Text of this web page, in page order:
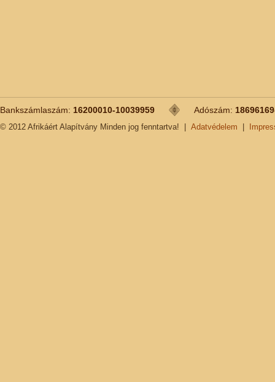
Bankszámlaszám: 16200010-10039959 Adószám:
© 2012 Afrikáért Alapítvány Minden jog fenntartva! Adatvédelem